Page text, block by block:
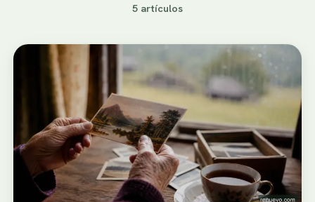
5 artículos